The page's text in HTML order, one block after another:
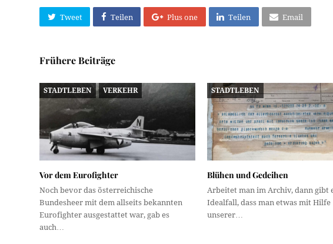
Tweet Teilen Plus one Teilen Email
Frühere Beiträge
STADTLEBEN VERKEHR
Vor dem Eurofighter
Noch bevor das österreichische
Bundesheer mit dem allseits bekannten
Eurofighter ausgestattet war, gab es
auch…
STADTLEBEN
Blühen und Gedeihen
Arbeitet man im Archiv, dann gibt
Idealfall, dass man etwas mit Hilfe
unserer…